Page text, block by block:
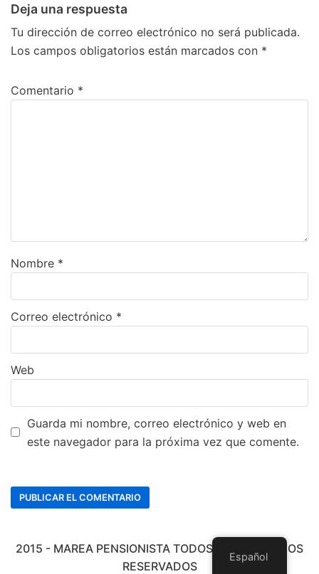
Deja una respuesta
Tu dirección de correo electrónico no será publicada.
Los campos obligatorios están marcados con *
Comentario *
Nombre *
Correo electrónico *
Web
Guarda mi nombre, correo electrónico y web en
este navegador para la próxima vez que comente.
2015 - MAREA PENSIONISTA TODOS LOS DERECHOS
RESERVADOS
Español